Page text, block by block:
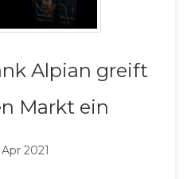
Alpian greift
Markt ein
2021